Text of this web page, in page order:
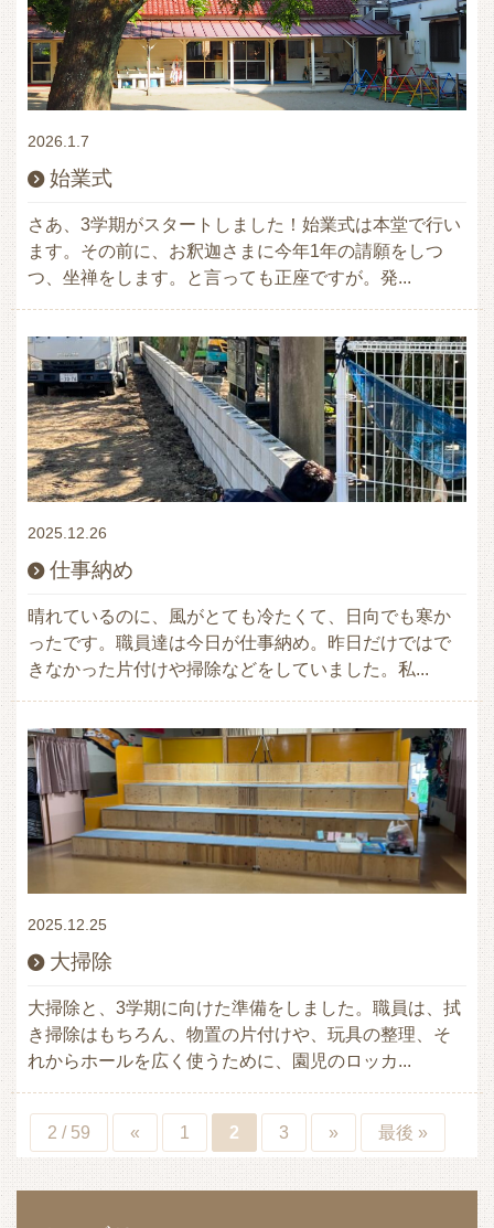
2026.1.7
始業式
さあ、3学期がスタートしました！始業式は本堂で行い
ます。その前に、お釈迦さまに今年1年の請願をしつ
つ、坐禅をします。と言っても正座ですが。発...
2025.12.26
仕事納め
晴れているのに、風がとても冷たくて、日向でも寒か
ったです。職員達は今日が仕事納め。昨日だけではで
きなかった片付けや掃除などをしていました。私...
2025.12.25
大掃除
大掃除と、3学期に向けた準備をしました。職員は、拭
き掃除はもちろん、物置の片付けや、玩具の整理、そ
れからホールを広く使うために、園児のロッカ...
2 / 59 « 1 2 3 » 最後 »